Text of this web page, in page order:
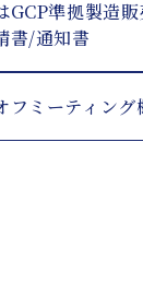
GCP準拠製造
書/通知書
フミーティング